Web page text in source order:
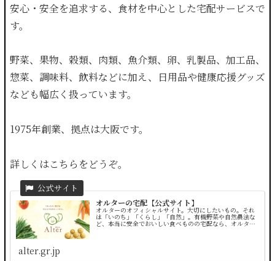
安心・安全を追求する、食材を中心とした宅配サービスで
す。
野菜、果物、穀類、肉類、魚介類、卵、乳製品、加工品、
惣菜、調味料、飲料などに加え、日用品や健康応援グッズ
なども幅広く扱っています。
1975年創業、拠点は大阪です。
詳しくはこちらをどうぞ。
オルターの宅配【公式サイト】
オルターのオフィシャルサイト。大切にしたいもの。それ
は「いのち」「くらし」「自然」。有機野菜や自然農法な
ど、本当に安全でおいしい食べものの宅配なら、オルター
alter.gr.jp